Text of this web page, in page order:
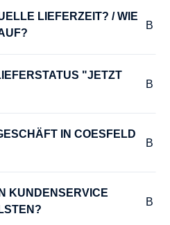
Alu
LIEFERZEIT? / WIE
"JETZT
IN COESFELD
KUNDENSERVICE